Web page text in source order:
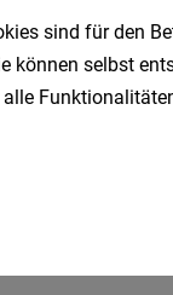
sind für den
selbst